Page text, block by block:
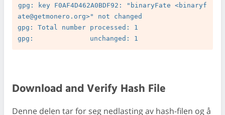
gpg: key F0AF4D462A0BDF92: "binaryFate <binaryf
ate@getmonero.org>" not changed
gpg: Total number processed: 1
Download and Verify Hash File
Denne delen tar for seg nedlasting av hash-filen og å